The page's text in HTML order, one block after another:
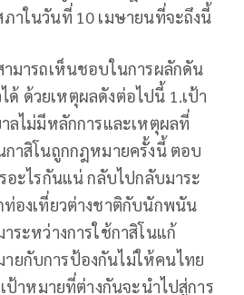
าในวันที่ 10 เมษายนที่จะถึงนี้
มารถเห็นชอบในการผลักดัน
ด้ ด้วยเหตุผลดังต่อไปนี้ 1.เป้า
ลไม่มีหลักการและเหตุผลที่
กาสิโนถูกกฎหมายครั้งนี้ ตอบ
อะไรกันแน่ กลับไปกลับมาระ
ท่องเที่ยวต่างชาติกับนักพนัน
ระหว่างการใช้กาสิโนแก้
กับการป้องกันไม่ให้คนไทย
ป้าหมายที่ต่างกันจะนำไปสู่การ